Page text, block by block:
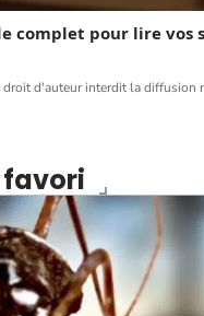
complet pour lire vos
droit d'auteur interdit la diffusion